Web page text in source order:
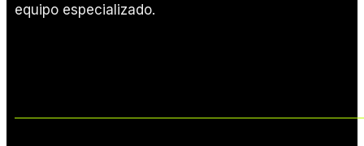
equipo especializado.